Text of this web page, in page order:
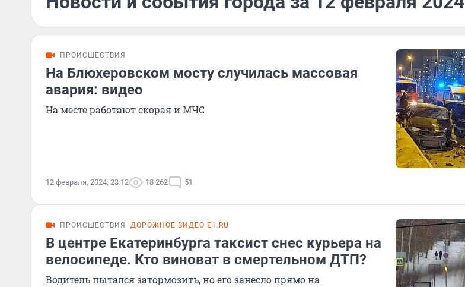
ПРОИСШЕСТВИЯ
На Блюхеровском мосту случилась массовая
авария: видео
На месте работают скорая и МЧС
12 февраля, 2024, 23:12 18 262 51
ПРОИСШЕСТВИЯ ДОРОЖНОЕ ВИДЕО E1.RU
В центре Екатеринбурга таксист снес курьера на
велосипеде. Кто виноват в смертельном ДТП?
Водитель пытался затормозить, но его занесло прямо на